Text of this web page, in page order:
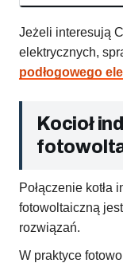
Jeżeli interesują
elektrycznych,
podłogowego
Kocioł
Połączenie kotła
fotowoltaiczną
rozwiązań.
W praktyce